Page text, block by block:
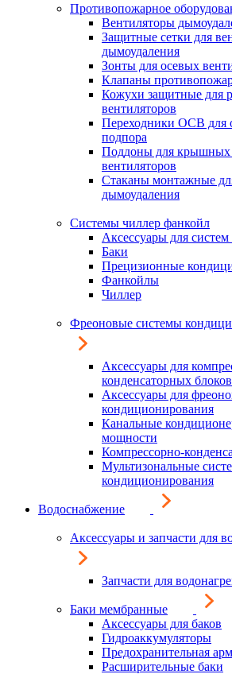
Противопожарное
Вентиляторы
Защитные сетки для
дымоудаления
Зонты для осевых
Клапаны
Кожухи защитные для
вентиляторов
Переходники ОСВ для
подпора
Поддоны для крышных
вентиляторов
Стаканы монтажные
дымоудаления
Системы чиллер фанкойл
Аксессуары для
Баки
Прецизионные
Фанкойлы
Чиллер
Фреоновые системы
Аксессуары для
конденсаторных блоков
Аксессуары для
кондиционирования
Канальные
мощности
Компрессорно-
Мультизональные
кондиционирования
Водоснабжение
Аксессуары и запчасти для
Запчасти для
Баки мембранные
Аксессуары для баков
Гидроаккумуляторы
Предохранительная
Расширительные баки